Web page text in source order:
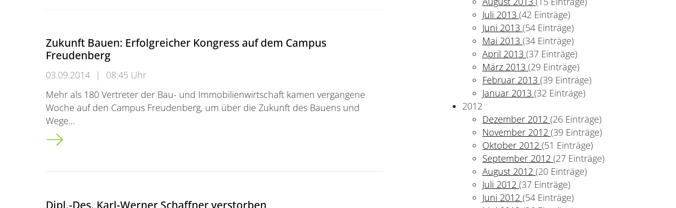
Zukunft Bauen: Erfolgreicher Kongress auf dem Campus
Freudenberg
03.09.2014 |
08:45 Uhr
Mehr als 180 Vertreter der Bau- und Immobilienwirtschaft kamen vergangene
Woche auf den Campus Freudenberg, um über die Zukunft des Bauens und
Wege…
Zukunft Bauen: Erfolgreicher Kongress auf dem Campus Freudenberg
Dipl.-Des. Karl-Werner Schaffner verstorben
Juli 2013(42 Einträge)
Juni 2013(54 Einträge)
Mai 2013(34 Einträge)
April 2013(37 Einträge)
März 2013(29 Einträge)
Februar 2013(39 Einträge)
Januar 2013(32 Einträge)
2012
Dezember 2012(26 Einträge)
November 2012(39 Einträge)
Oktober 2012(51 Einträge)
September 2012(27 Einträge)
August 2012(20 Einträge)
Juli 2012(37 Einträge)
Juni 2012(54 Einträge)